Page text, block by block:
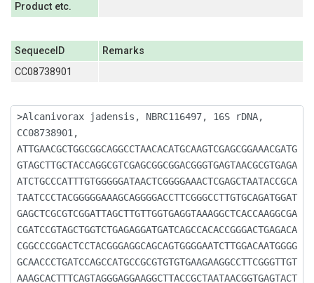
Product etc.
SequeceID
Remarks
CC08738901